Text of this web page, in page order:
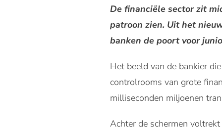
De financiële sector zit
patroon zien. Uit het
banken de poort voor
Het beeld van de bankier
controlrooms van grote
milliseconden miljoenen
Achter de schermen